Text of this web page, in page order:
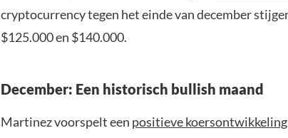
cryptocurrency tegen het einde van december
$125.000 en $140.000.
December: Een historisch bullish maand
Martinez voorspelt een positieve